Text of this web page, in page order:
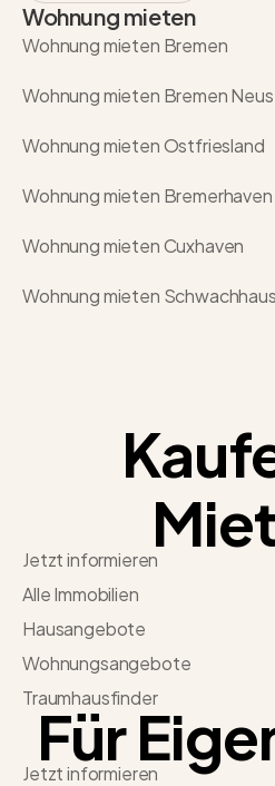
Wohnung mieten
Wohnung mieten Bremen
Wohnung mieten Bremen
Wohnung mieten Ostfriesland
Wohnung mieten Bremerhaven
Wohnung mieten Cuxhaven
Wohnung mieten
Jetzt informieren
Alle Immobilien
Hausangebote
Wohnungsangebote
Traumhausfinder
Für
Jetzt informieren